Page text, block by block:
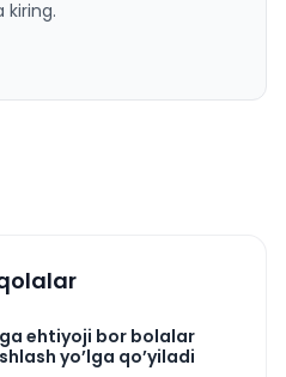
kiring.
ehtiyoji bor bolalar
yo’lga qo’yiladi